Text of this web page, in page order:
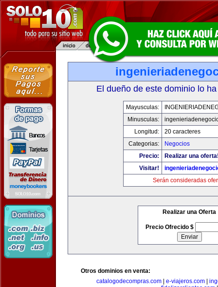
El dueño de este dominio lo
Mayusculas:
Minusculas:
Longitud:
20 caracteres
Categorias:
Negocios
Precio:
Realizar una
Visitar!
Serán consideradas
Realizar una Oferta
Precio Ofrecido $
Otros dominios en venta:
catalogodecompras.com| e-viajeros.com|